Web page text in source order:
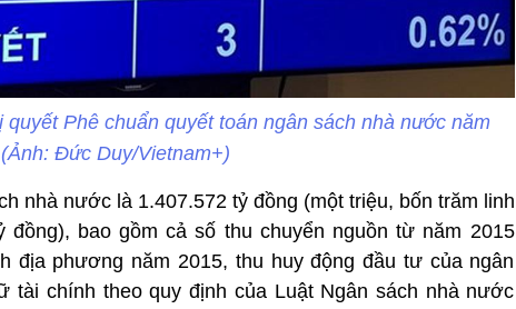
Phê chuẩn quyết toán ngân sách nhà nước năm
Đức Duy/Vietnam+)
nhà nước là 1.407.572 tỷ đồng (một triệu, bốn trăm linh
bao gồm cả số thu chuyển nguồn từ năm 2015
địa phương năm 2015, thu huy động đầu tư của ngân
chính theo quy định của Luật Ngân sách nhà nước